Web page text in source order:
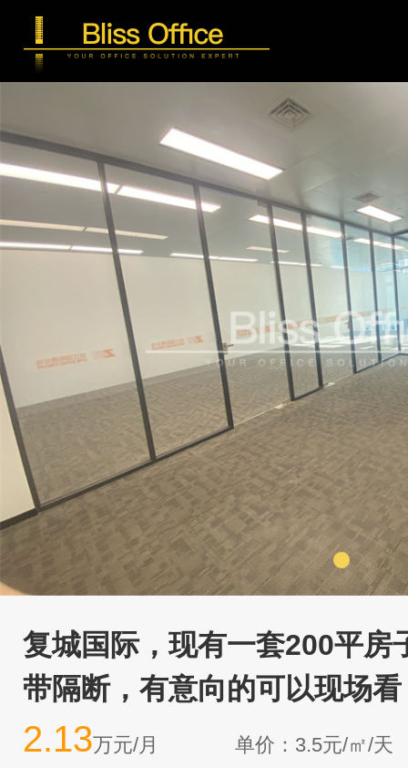
复城国际，现有一套200平房
带隔断，有意向的可以现场看
2.13万元/月 单价：3.5元/㎡/天